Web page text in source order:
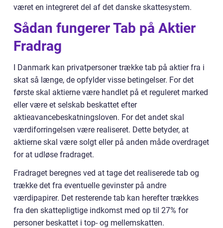
været en integreret del af det danske skattesystem.
Sådan fungerer Tab på Aktier
Fradrag
I Danmark kan privatpersoner trække tab på aktier fra i
skat så længe, de opfylder visse betingelser. For det
første skal aktierne være handlet på et reguleret marked
eller være et selskab beskattet efter
aktieavancebeskatningsloven. For det andet skal
værdiforringelsen være realiseret. Dette betyder, at
aktierne skal være solgt eller på anden måde overdraget
for at udløse fradraget.
Fradraget beregnes ved at tage det realiserede tab og
trække det fra eventuelle gevinster på andre
værdipapirer. Det resterende tab kan herefter trækkes
fra den skattepligtige indkomst med op til 27% for
personer beskattet i top- og mellemskatten.